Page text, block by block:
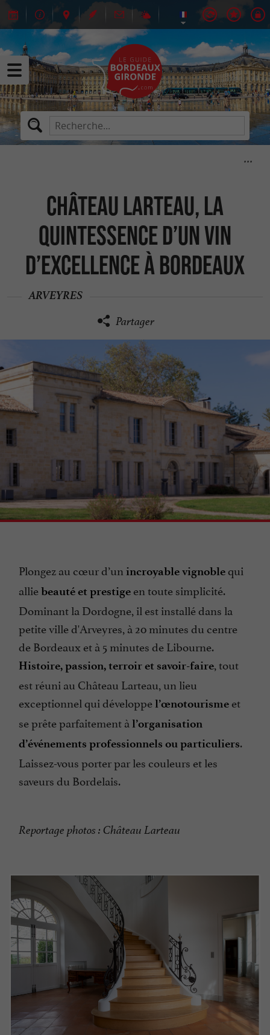
Château Larteau, la
quintessence d’un vin
d’excellence à Bordeaux
ARVEYRES
Partager
Plongez au cœur d’un incroyable vignoblequi
alliebeauté et prestige en toute simplicité.
Dominant la Dordogne, il est installé dans la
petite ville d'Arveyres, à 20 minutes du centre
de Bordeaux et à 5 minutes de Libourne.
Histoire, passion, terroir et savoir-faire, tout
est réuni au Château Larteau, un lieu
exceptionnel qui développel’œnotourisme et
se prête parfaitement à l’organisation
d’événements professionnels ou particuliers.
Laissez-vous porter par les couleurs et les
saveurs du Bordelais.
Reportage photos : Château Larteau